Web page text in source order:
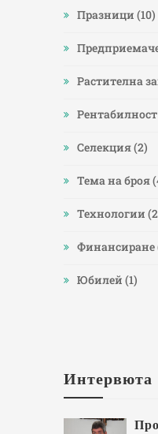
Празници (10)
Растителна
Рентабилност
Селекция(2)
Тема на броя
Технологии
Финансиране
Юбилей (1)
Интервюта